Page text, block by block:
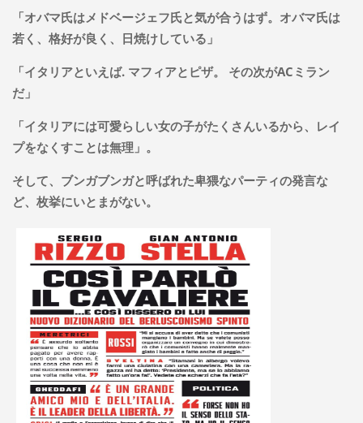
「オバマ氏はメドベージェフ氏と気が合うはず。オバマ氏は
若く、格好が良く、日焼けしている」
「イタリアといえば. マフィアとピザ。 その次がACミラン
だ」
「イタリアには可愛らしい女の子がたくさんいるから、レイ
プをなくすことは無理」。
そして、ブンガブンガと呼ばれた卑猥なパーティの発言な
ど、枚挙にいとまがない。